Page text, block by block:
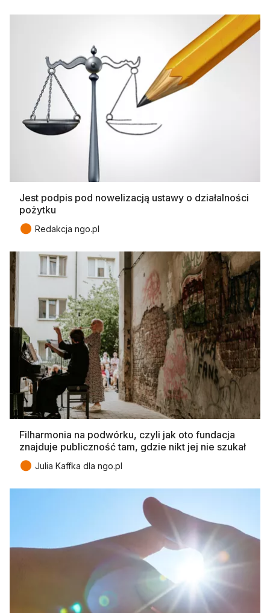
Jest podpis pod nowelizacją ustawy o działalności
pożytku
● Redakcja ngo.pl
Filharmonia na podwórku, czyli jak oto fundacja
znajduje publiczność tam, gdzie nikt jej nie szukał
● Julia Kaffka dla ngo.pl